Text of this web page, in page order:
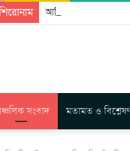
আদিবাসী শহীদদের
সংবাদ মতামত ও